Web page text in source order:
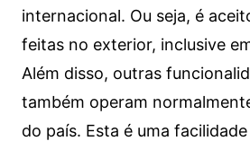
internacional. Ou seja, é
feitas no exterior, inclusive
Além disso, outras
também operam
do país. Esta é uma